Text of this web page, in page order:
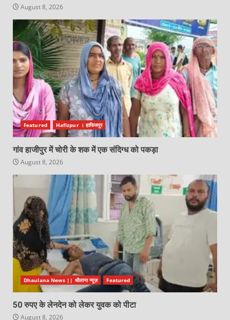
August 8, 2026
Featured Hafizpur । हाफिजपुर
गांव हाजीपुर में चोरी के शक में एक संदिग्ध को पकड़ा
August 8, 2026
Dhaulana News || धौलाना न्यूज़ Featured
50 रुपए के लेनदेन को लेकर युवक को पीटा
August 8, 2026